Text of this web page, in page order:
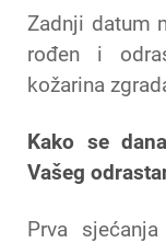
Zadnji datum
rođen i
kožarina
Kako se
Vašeg
Prva